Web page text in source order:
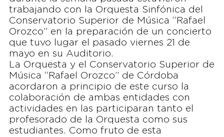
trabajando con la Orquesta Sinfónica del
Conservatorio Superior de Música “Rafael
Orozco” en la preparación de un concierto
que tuvo lugar el pasado viernes 21 de
mayo en su Auditorio.
La Orquesta y el Conservatorio Superior de
Música “Rafael Orozco” de Córdoba
acordaron a principio de este curso la
colaboración de ambas entidades con
actividades en las participaran tanto el
profesorado de la Orquesta como sus
estudiantes. Como fruto de esta